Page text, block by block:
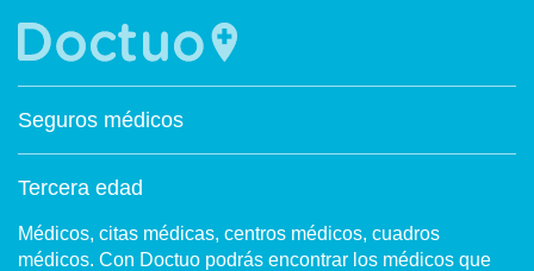
Seguros médicos
Tercera edad
Médicos, citas médicas, centros médicos, cuadros
médicos. Con Doctuo podrás encontrar los médicos que